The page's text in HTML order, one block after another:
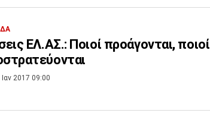
ΕΛ.ΑΣ.: Ποιοί προάγονται, ποιοί
Ιαν 2017 09:00